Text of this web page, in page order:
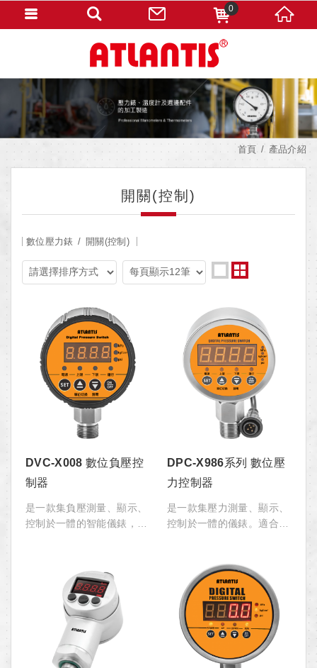
首頁 產品介紹
開關(控制)
數位壓力錶 開關(控制)
DVC-X008 數位負壓控
制器
是一款集負壓測量、顯示、
控制於一體的智能儀錶，可
度的測量，可配套各類有
油、無油真空泵使用。
DPC-X986系列 數位壓
力控制器
是一款集壓力測量、顯示、
控制於一體的儀錶。適合用
0